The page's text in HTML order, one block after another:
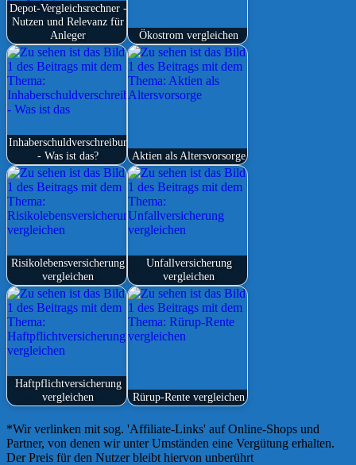
Depot-Vergleichsrechner -
Nutzen und Relevanz für
Anleger
Ökostrom vergleichen
Inhaberschuldverschreibung
- Was ist das?
Aktien als Altersvorsorge
Risikolebensversicherung
vergleichen
Unfallversicherung
vergleichen
Haftpflichtversicherung
vergleichen
Rürup-Rente vergleichen
*Wir verlinken mit sog. 'Affiliate-Links' auf Online-Shops und
Partner, von denen wir unter Umständen eine Vergütung erhalten.
Der Preis für den Nutzer bleibt hiervon unberührt